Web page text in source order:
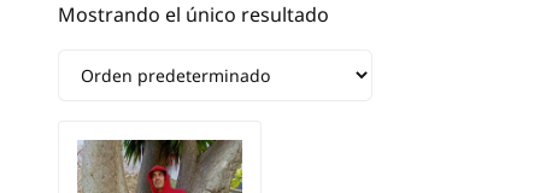
Mostrando el único resultado